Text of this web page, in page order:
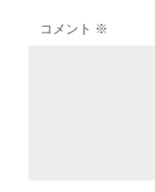
コメント ※